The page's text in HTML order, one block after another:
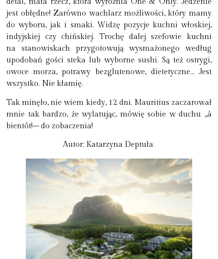
jest obłędne! Zarówno wachlarz możliwości, który mamy
do wyboru, jak i smaki. Widzę pozycje kuchni włoskiej,
indyjskiej czy chińskiej. Trochę dalej szefowie kuchni
na stanowiskach przygotowują wysmażonego według
upodobań gości steka lub wyborne sushi. Są też ostrygi,
owoce morza, potrawy bezglutenowe, dietetyczne… Jest
wszystko. Nie kłamię.
Tak minęło, nie wiem kiedy, 12 dni. Mauritius zaczarował
mnie tak bardzo, że wylatując, mówię sobie w duchu „à
bientôt!– do zobaczenia!
Autor: Katarzyna Deptuła